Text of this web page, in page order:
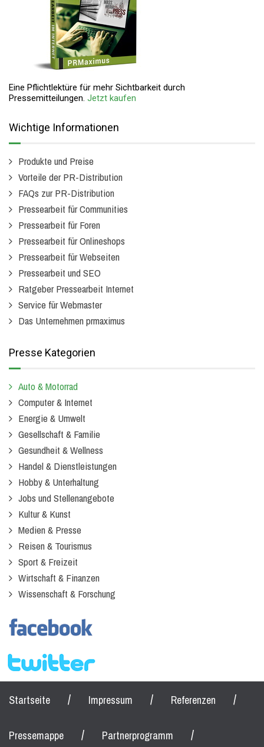
Eine Pflichtlektüre für mehr Sichtbarkeit durch
Pressemitteilungen. Jetzt kaufen
Wichtige Informationen
Produkte und Preise
Vorteile der PR-Distribution
FAQs zur PR-Distribution
Pressearbeit für Communities
Pressearbeit für Foren
Pressearbeit für Onlineshops
Pressearbeit für Webseiten
Pressearbeit und SEO
Ratgeber Pressearbeit Internet
Service für Webmaster
Das Unternehmen prmaximus
Presse Kategorien
Auto & Motorrad
Computer & Internet
Energie & Umwelt
Gesellschaft & Familie
Gesundheit & Wellness
Handel & Dienstleistungen
Hobby & Unterhaltung
Jobs und Stellenangebote
Kultur & Kunst
Medien & Presse
Reisen & Tourismus
Sport & Freizeit
Wirtschaft & Finanzen
Wissenschaft & Forschung
Startseite / Impressum / Referenzen /
Pressemappe / Partnerprogramm /